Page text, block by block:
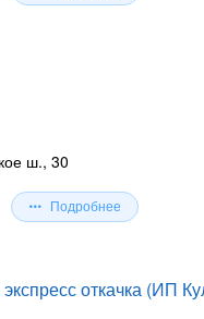
ш., 30
Подробнее
откачка (ИП